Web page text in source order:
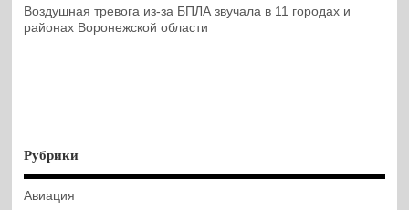
Воздушная тревога из-за БПЛА звучала в 11 городах и
районах Воронежской области
Рубрики
Авиация